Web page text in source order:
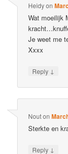
Heidyon
Wat moeilijk
Je weet me
Xxxx
Reply ↓
Nouton
Sterkte en
Reply ↓